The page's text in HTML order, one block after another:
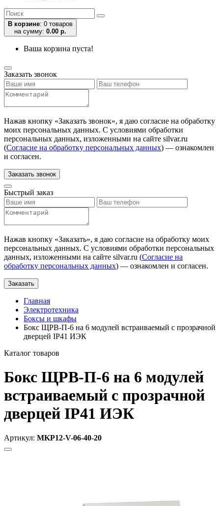
В корзине: 0 товаров
на сумму: 0.00 р.
Ваша корзина пуста!
Заказать звонок
Нажав кнопку «Заказать звонок», я даю согласие на обработку
моих персональных данных. С условиями обработки
персональных данных, изложенными на сайте silvar.ru
(Согласие на обработку персональных данных) — ознакомлен
и согласен.
Заказать звонок
Быстрый заказ
Нажав кнопку «Заказать», я даю согласие на обработку моих
персональных данных. С условиями обработки персональных
данных, изложенными на сайте silvar.ru (Согласие на
обработку персональных данных) — ознакомлен и согласен.
Заказать
Главная
Электротехника
Боксы и шкафы
Бокс ЩРВ-П-6 на 6 модулей встраиваемый с прозрачной
дверцей IP41 ИЭК
Каталог товаров
Бокс ЩРВ-П-6 на 6 модулей
встраиваемый с прозрачной
дверцей IP41 ИЭК
Артикул: MKP12-V-06-40-20